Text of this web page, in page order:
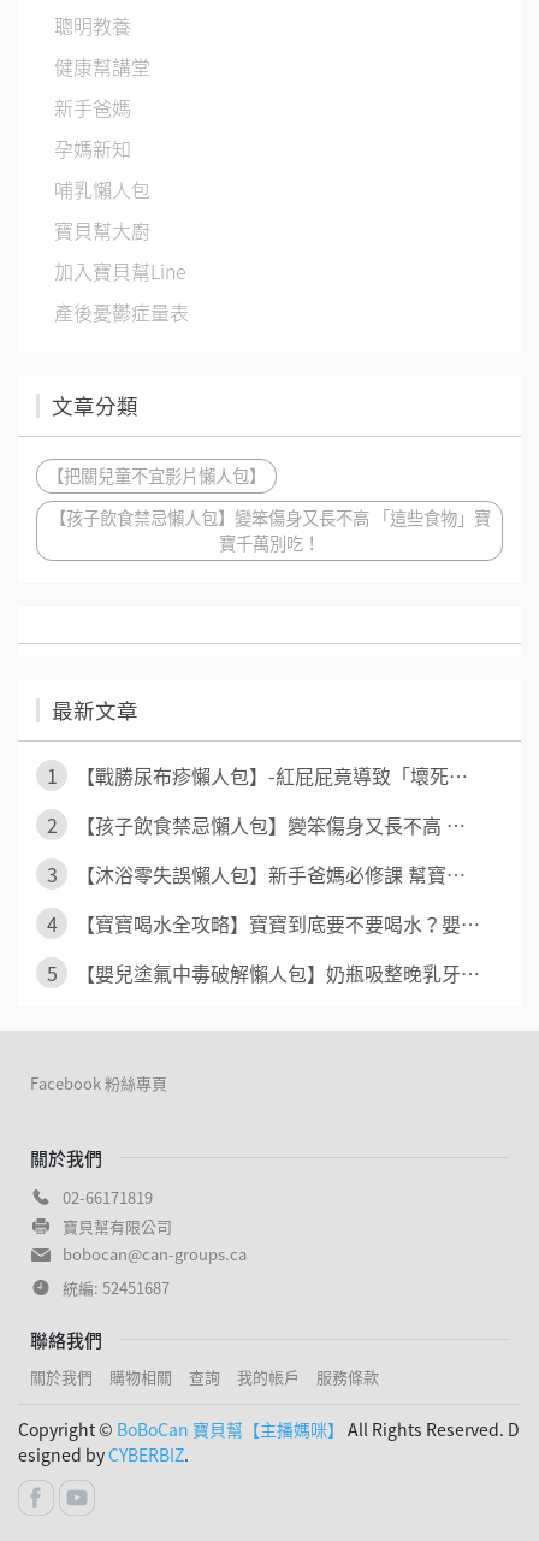
聰明教養
健康幫講堂
新手爸媽
孕媽新知
哺乳懶人包
寶貝幫大廚
加入寶貝幫Line
產後憂鬱症量表
文章分類
【把關兒童不宜影片懶人包】
【孩子飲食禁忌懶人包】變笨傷身又長不高 「這些食物」寶
寶千萬別吃！
最新文章
1
【戰勝尿布疹懶人包】-紅屁屁竟導致「壞死⋯
2
【孩子飲食禁忌懶人包】變笨傷身又長不高 ⋯
3
【沐浴零失誤懶人包】新手爸媽必修課 幫寶⋯
4
【寶寶喝水全攻略】寶寶到底要不要喝水？嬰⋯
5
【嬰兒塗氟中毒破解懶人包】奶瓶吸整晚乳牙⋯
關於我們
02-66171819
寶貝幫有限公司
bobocan@can-groups.ca
統編: 52451687
聯絡我們
關於我們 購物相關 查詢 我的帳戶 服務條款
Facebook 粉絲專頁
Copyright © BoBoCan 寶貝幫【主播媽咪】 All Rights Reserved. D
esigned byCYBERBIZ.